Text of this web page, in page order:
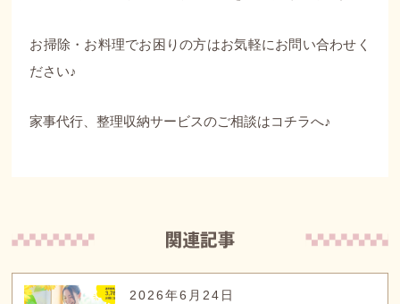
お掃除・お料理でお困りの方はお気軽にお問い合わせく
ださい♪
家事代行、整理収納サービスのご相談はコチラへ♪
2026年6月24日